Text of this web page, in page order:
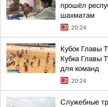
прошёл
шахматам
20:24
Кубок Главы
Кубка Главы
для команд
20:24
Служебные